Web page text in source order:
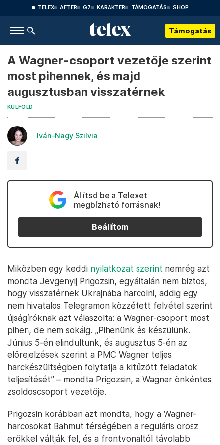
TELEX AFTER G7 KARAKTER TÁMOGATÁS SHOP
Támogatás
A Wagner-csoport vezetője szerint
most pihennek, és majd
augusztusban visszatérnek
KÜLFÖLD
Iván-Nagy Szilvia
Állítsd be a Telexet
megbízható forrásnak!
Beállítom
Miközben egy keddi nyilatkozat szerint nemrég azt
mondta Jevgenyij Prigozsin, egyáltalán nem biztos,
hogy visszatérnek Ukrajnába harcolni, addig egy
nem hivatalos Telegramon közzétett felvétel szerint
újságíróknak azt válaszolta: a Wagner-csoport most
pihen, de nem sokáig. „Pihenünk és készülünk.
Június 5-én elindultunk, és augusztus 5-én az
előrejelzések szerint a PMC Wagner teljes
harckészültségben folytatja a kitűzött feladatok
teljesítését” – mondta Prigozsin, a Wagner önkéntes
zsoldoscsoport vezetője.
Prigozsin korábban azt mondta, hogy a Wagner-
harcosokat Bahmut térségében a reguláris orosz
erőkkel váltják fel, és a frontvonaltól távolabb